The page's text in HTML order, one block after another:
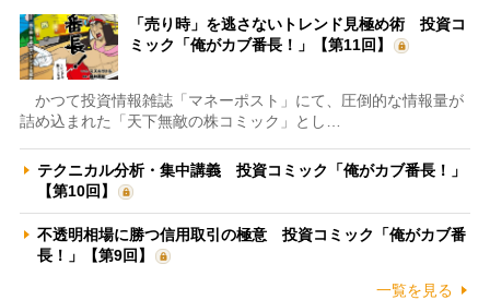
「売り時」を逃さないトレンド見極め術 投資コ
ミック「俺がカブ番長！」【第11回】
かつて投資情報雑誌「マネーポスト」にて、圧倒的な情報量が
詰め込まれた「天下無敵の株コミック」とし…
テクニカル分析・集中講義 投資コミック「俺がカブ番長！」
【第10回】
不透明相場に勝つ信用取引の極意 投資コミック「俺がカブ番
長！」【第9回】
一覧を見る